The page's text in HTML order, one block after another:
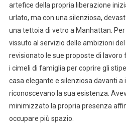
artefice della propria liberazione
urlato, ma con una silenziosa,
una tettoia di vetro a Manhattan.
vissuto al servizio delle ambizioni
revisionato le sue proposte di
i cimeli di famiglia per coprire gli
casa elegante e silenziosa davanti
riconoscevano la sua esistenza.
minimizzato la propria presenza
occupare più spazio.